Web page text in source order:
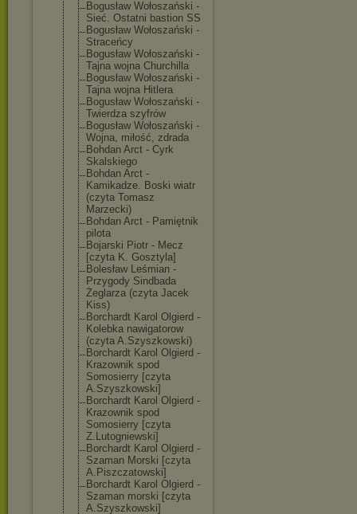
Bogusław Wołoszański -
Sieć. Ostatni bastion SS
Bogusław Wołoszański -
Straceńcy
Bogusław Wołoszański -
Tajna wojna Churchilla
Bogusław Wołoszański -
Tajna wojna Hitlera
Bogusław Wołoszański -
Twierdza szyfrów
Bogusław Wołoszański -
Wojna, miłość, zdrada
Bohdan Arct - Cyrk
Skalskiego
Bohdan Arct -
Kamikadze. Boski wiatr
(czyta Tomasz
Marzecki)
Bohdan Arct - Pamiętnik
pilota
Bojarski Piotr - Mecz
[czyta K. Gosztyla]
Bolesław Leśmian -
Przygody Sindbada
Żeglarza (czyta Jacek
Kiss)
Borchardt Karol Olgierd -
Kolebka nawigatorow
(czyta A.Szyszkowski)
Borchardt Karol Olgierd -
Krazownik spod
Somosierry [czyta
A.Szyszkowski]
Borchardt Karol Olgierd -
Krazownik spod
Somosierry [czyta
Z.Lutogniewski]
Borchardt Karol Olgierd -
Szaman Morski [czyta
A.Piszczatowski]
Borchardt Karol Olgierd -
Szaman morski [czyta
A.Szyszkowski]